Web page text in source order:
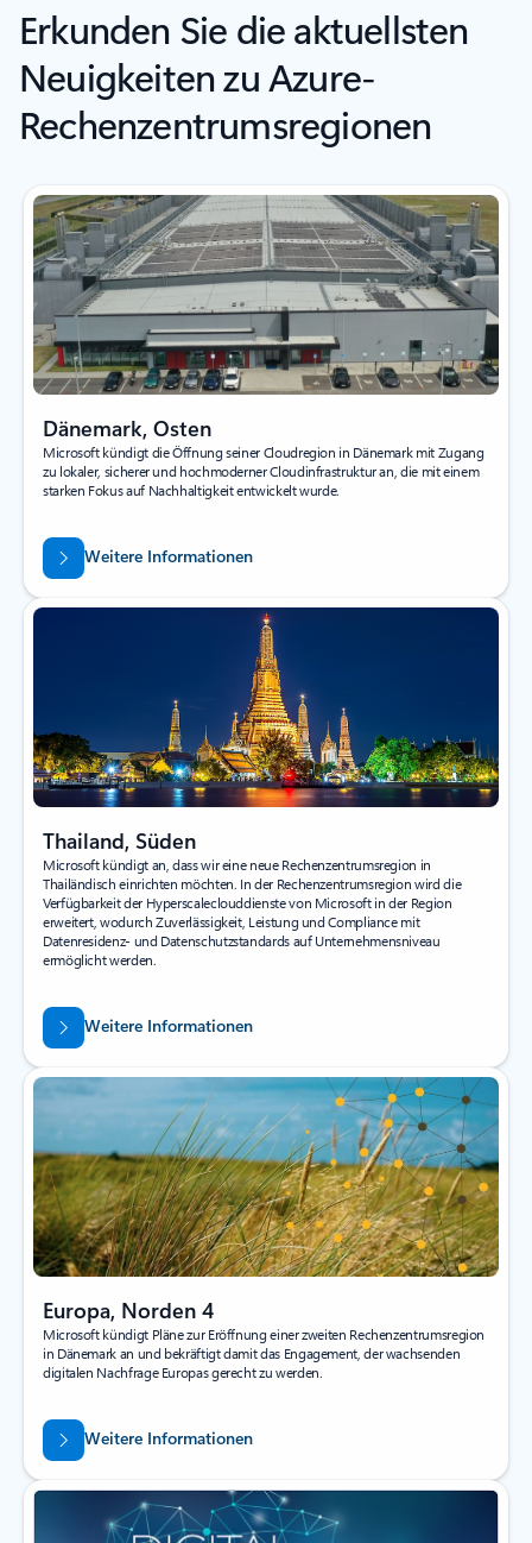
Erkunden Sie die aktuellsten
Neuigkeiten zu Azure-
Rechenzentrumsregionen
Dänemark, Osten
Microsoft kündigt die Öffnung seiner Cloudregion in Dänemark mit Zugang
zu lokaler, sicherer und hochmoderner Cloudinfrastruktur an, die mit einem
starken Fokus auf Nachhaltigkeit entwickelt wurde.
Weitere Informationen
Thailand, Süden
Microsoft kündigt an, dass wir eine neue Rechenzentrumsregion in
Thailändisch einrichten möchten. In der Rechenzentrumsregion wird die
Verfügbarkeit der Hyperscaleclouddienste von Microsoft in der Region
erweitert, wodurch Zuverlässigkeit, Leistung und Compliance mit
Datenresidenz- und Datenschutzstandards auf Unternehmensniveau
ermöglicht werden.
Weitere Informationen
Europa, Norden 4
Microsoft kündigt Pläne zur Eröffnung einer zweiten Rechenzentrumsregion
in Dänemark an und bekräftigt damit das Engagement, der wachsenden
digitalen Nachfrage Europas gerecht zu werden.
Weitere Informationen